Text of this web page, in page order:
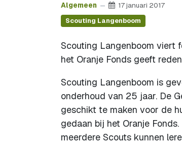
Algemeen 17 januari 2017
Scouting Langenboom
Scouting Langenboom viert
het Oranje Fonds geeft
Scouting Langenboom is
onderhoud van 25 jaar. De
geschikt te maken voor de
gedaan bij het Oranje
meerdere Scouts kunnen